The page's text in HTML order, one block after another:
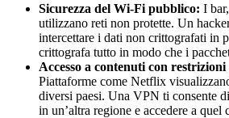
Sicurezza del Wi-Fi pubblico: I
utilizzano reti non protette. Un
intercettare i dati non crittografati in
crittografa tutto in modo che i
Accesso a contenuti con
Piattaforme come Netflix
diversi paesi. Una VPN ti consente
in un’altra regione e accedere a quel